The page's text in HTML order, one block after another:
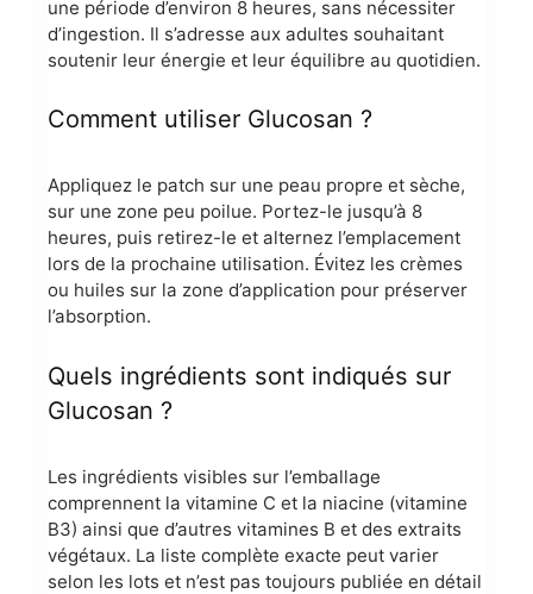
une période d’environ 8 heures, sans nécessiter
d’ingestion. Il s’adresse aux adultes souhaitant
soutenir leur énergie et leur équilibre au quotidien.
Comment utiliser Glucosan ?
Appliquez le patch sur une peau propre et sèche,
sur une zone peu poilue. Portez-le jusqu’à 8
heures, puis retirez-le et alternez l’emplacement
lors de la prochaine utilisation. Évitez les crèmes
ou huiles sur la zone d’application pour préserver
l’absorption.
Quels ingrédients sont indiqués sur
Glucosan ?
Les ingrédients visibles sur l’emballage
comprennent la vitamine C et la niacine (vitamine
B3) ainsi que d’autres vitamines B et des extraits
végétaux. La liste complète exacte peut varier
selon les lots et n’est pas toujours publiée en détail